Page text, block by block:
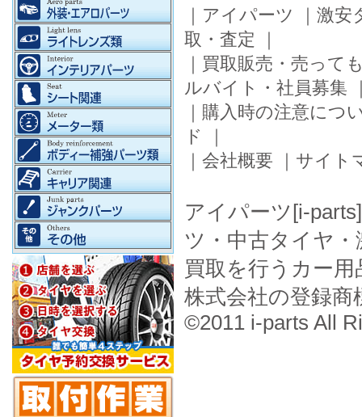
｜ アイパーツ ｜ 激安
取・査定 ｜
｜ 買取販売・売って
ルバイト・社員募集
｜ 購入時の注意につ
ド
｜
｜ 会社概要 ｜ サイト
アイパーツ[i-
ツ・中古タイヤ
買取を行うカー
株式会社の登録商
©2011 i-parts All